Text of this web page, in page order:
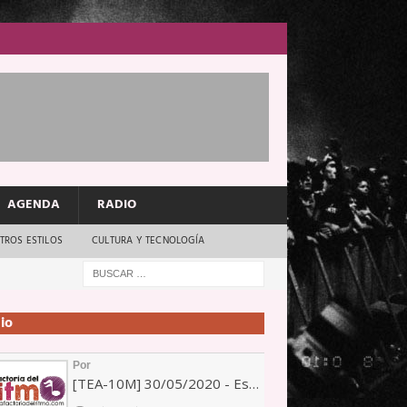
AGENDA RADIO
ESTILOS CULTURA Y TECNOLOGÍA